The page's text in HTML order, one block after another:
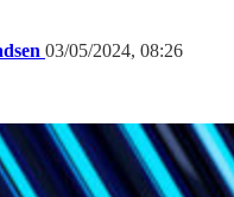
03/05/2024, 08:26